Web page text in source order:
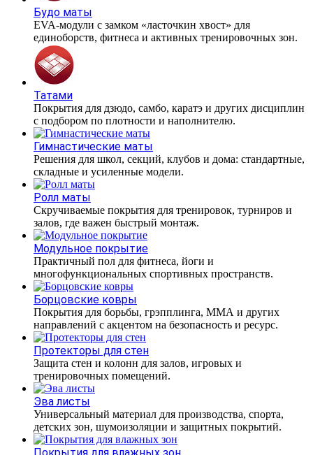
Будо маты
EVA-модули с замком «ласточкин хвост» для
единоборств, фитнеса и активных тренировочных зон.
Татами
Покрытия для дзюдо, самбо, каратэ и других дисциплин
с подбором по плотности и наполнителю.
Гимнастические маты
Решения для школ, секций, клубов и дома: стандартные,
складные и усиленные модели.
Ролл маты
Скручиваемые покрытия для тренировок, турниров и
залов, где важен быстрый монтаж.
Модульное покрытие
Практичный пол для фитнеса, йоги и
многофункциональных спортивных пространств.
Борцовские ковры
Покрытия для борьбы, грэпплинга, ММА и других
направлений с акцентом на безопасность и ресурс.
Протекторы для стен
Защита стен и колонн для залов, игровых и
тренировочных помещений.
Эва листы
Универсальный материал для производства, спорта,
детских зон, шумоизоляции и защитных покрытий.